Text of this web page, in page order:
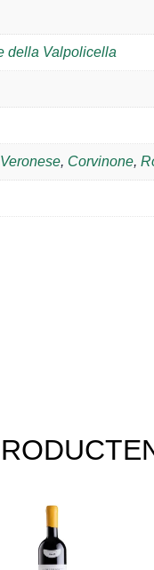
della Valpolicella
, Corvinone,